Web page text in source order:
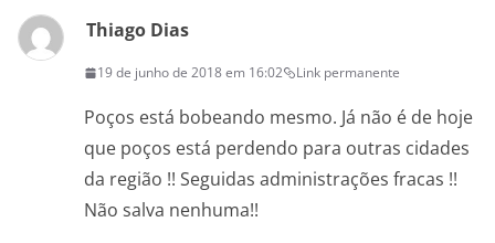
Thiago Dias
19 de junho de 2018 em 16:02 Link permanente
Poços está bobeando mesmo. Já não é de hoje
que poços está perdendo para outras cidades
da região !! Seguidas administrações fracas !!
Não salva nenhuma!!